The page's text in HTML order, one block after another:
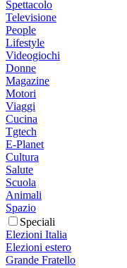
Spettacolo
Televisione
People
Lifestyle
Videogiochi
Donne
Magazine
Motori
Viaggi
Cucina
Tgtech
E-Planet
Cultura
Salute
Scuola
Animali
Spazio
Speciali
Elezioni Italia
Elezioni estero
Grande Fratello